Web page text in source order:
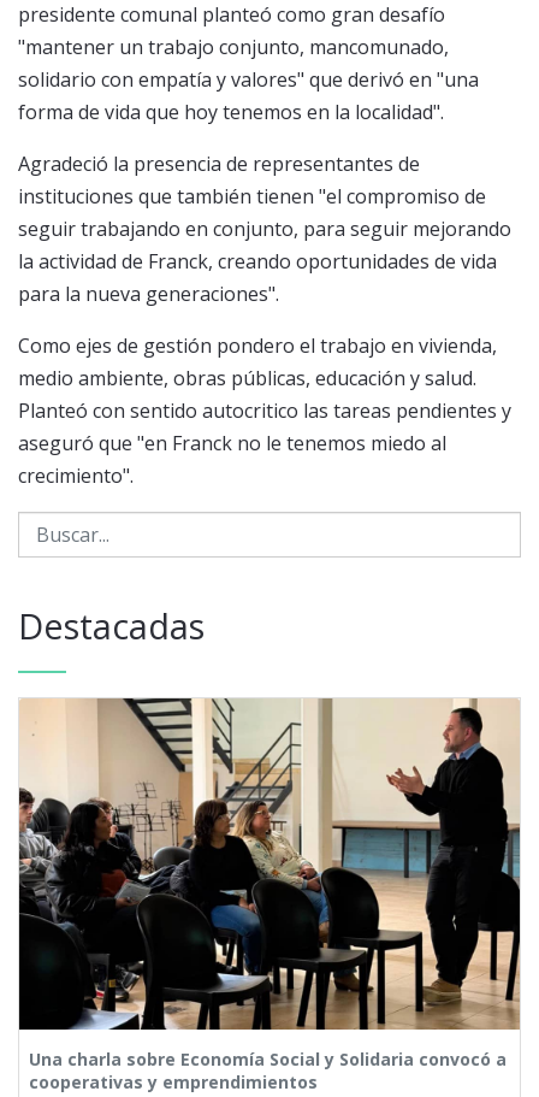
presidente comunal planteó como gran desafío
"mantener un trabajo conjunto, mancomunado,
solidario con empatía y valores" que derivó en "una
forma de vida que hoy tenemos en la localidad".
Agradeció la presencia de representantes de
instituciones que también tienen "el compromiso de
seguir trabajando en conjunto, para seguir mejorando
la actividad de Franck, creando oportunidades de vida
para la nueva generaciones".
Como ejes de gestión pondero el trabajo en vivienda,
medio ambiente, obras públicas, educación y salud.
Planteó con sentido autocritico las tareas pendientes y
aseguró que "en Franck no le tenemos miedo al
crecimiento".
Destacadas
Una charla sobre Economía Social y Solidaria convocó a
cooperativas y emprendimientos